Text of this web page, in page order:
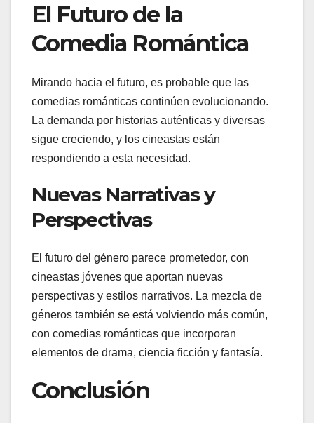
El Futuro de la
Comedia Romántica
Mirando hacia el futuro, es probable que las
comedias románticas continúen evolucionando.
La demanda por historias auténticas y diversas
sigue creciendo, y los cineastas están
respondiendo a esta necesidad.
Nuevas Narrativas y
Perspectivas
El futuro del género parece prometedor, con
cineastas jóvenes que aportan nuevas
perspectivas y estilos narrativos. La mezcla de
géneros también se está volviendo más común,
con comedias románticas que incorporan
elementos de drama, ciencia ficción y fantasía.
Conclusión